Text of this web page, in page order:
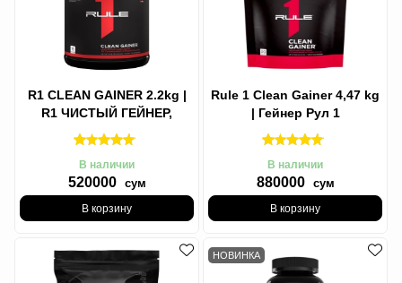
R1 CLEAN GAINER 2.2kg |
R1 ЧИСТЫЙ ГЕЙНЕР,
Gainer+Protein,
В наличии
520000 сум
В корзину
Rule 1 Clean Gainer 4,47 kg
| Гейнер Рул 1
В наличии
880000 сум
В корзину
НОВИНКА